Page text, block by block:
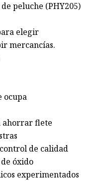
peluche (PHY205)
elegir
mercancías.
ocupa
ahorrar flete
de calidad
óxido
experimentados